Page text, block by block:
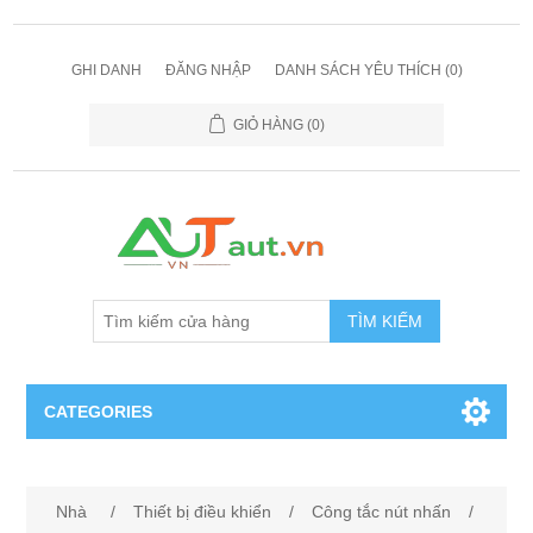
GHI DANH ĐĂNG NHẬP DANH SÁCH YÊU THÍCH (0)
GIỎ HÀNG (0)
TÌM KIẾM
CATEGORIES
Nhà / Thiết bị điều khiển / Công tắc nút nhấn
/